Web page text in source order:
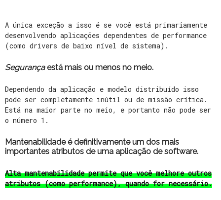
A única exceção a isso é se você está primariamente
desenvolvendo aplicações dependentes de performance
(como drivers de baixo nível de sistema).
Segurançaestá mais ou menos no meio.
Dependendo da aplicação e modelo distribuído isso
pode ser completamente inútil ou de missão crítica.
Está na maior parte no meio, e portanto não pode ser
o número 1.
Mantenabilidadeé definitivamente um dos mais
importantes atributos de uma aplicação de software.
Alta mantenabilidade permite que você melhore outros
atributos (como performance), quando for necessário.